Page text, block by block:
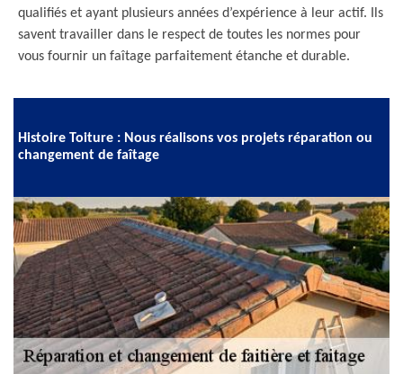
qualifiés et ayant plusieurs années d’expérience à leur actif. Ils
savent travailler dans le respect de toutes les normes pour
vous fournir un faîtage parfaitement étanche et durable.
Histoire Toiture : Nous réalisons vos projets réparation ou
changement de faîtage